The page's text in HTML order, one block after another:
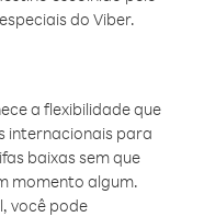
do Viber.
a flexibilidade que
internacionais para
baixas sem que
momento algum.
você pode